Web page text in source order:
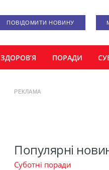
ПОВІДОМИТИ НОВИНУ
ЗДОРОВ’Я ПОРАДИ
РЕКЛАМА
Популярні
Суботні поради